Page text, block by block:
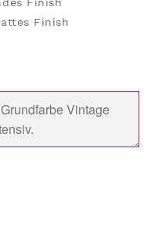
Finish